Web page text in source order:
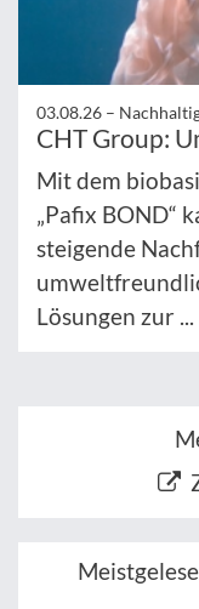
03.08.26 –
CHT Group:
Mit dem
„Pafix BOND“
steigende
Lösungen zur ...